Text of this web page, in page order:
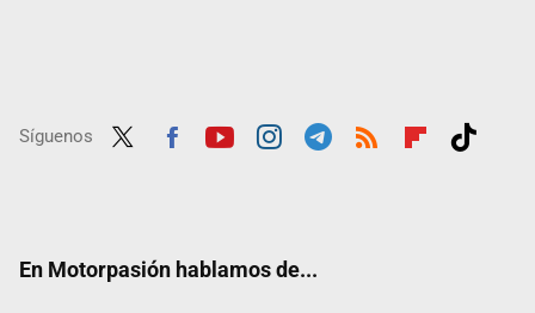
Síguenos
En Motorpasión hablamos de...